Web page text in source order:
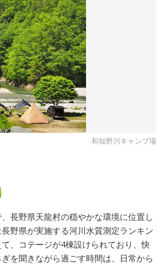
和知野川キャンプ場
長野県天龍村の穏やかな環境に位置し
野県が実施する河川水質測定ランキン
、コテージが4棟設けられており、快
を聞きながら過ごす時間は、日常から